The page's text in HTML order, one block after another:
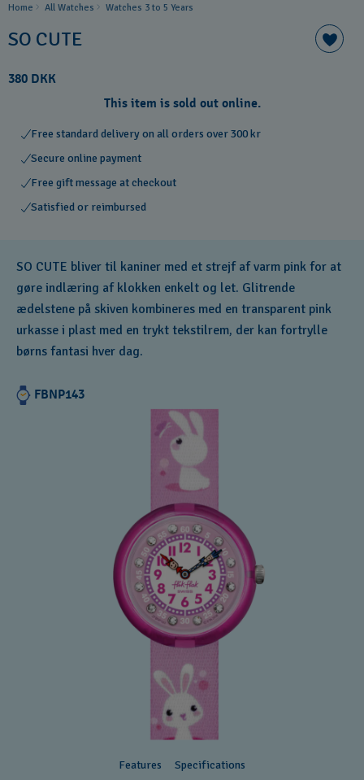
Home All Watches Watches 3 to 5 Years ​
SO CUTE
380 DKK
This item is sold out online.
Free standard delivery on all orders over 300 kr
Secure online payment
Free gift message at checkout
Satisfied or reimbursed
SO CUTE bliver til kaniner med et strejf af varm pink for at
gøre indlæring af klokken enkelt og let. Glitrende
ædelstene på skiven kombineres med en transparent pink
urkasse i plast med en trykt tekstilrem, der kan fortrylle
børns fantasi hver dag.
FBNP143
Features Specifications